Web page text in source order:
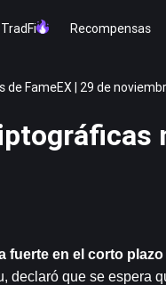
TradFi Recompensas
FameEX | 29 de
fuerte en el corto plazo
declaró que se espera